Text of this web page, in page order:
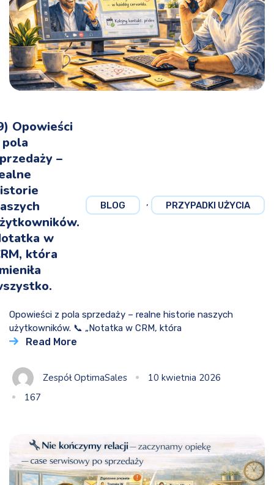
BLOG , PRZYPADKI UŻYCIA
Opowieści
–
w
która
Opowieści z pola sprzedaży – realne historie naszych
użytkowników. 📞 „Notatka w CRM, która
Read More
Zespół OptimaSales
10 kwietnia 2026
167